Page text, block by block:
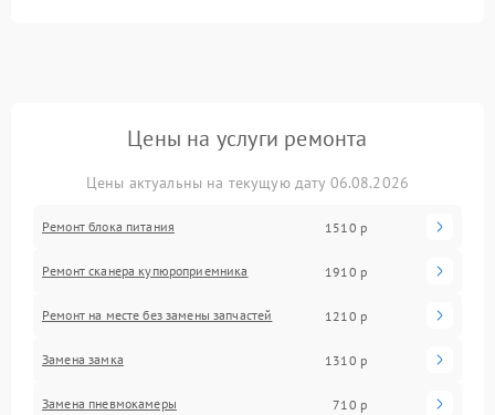
Цены на услуги ремонта
Цены актуальны на текущую дату 06.08.2026
Ремонт блока питания 1510 р
Ремонт сканера купюроприемника 1910 р
Ремонт на месте без замены запчастей 1210 р
Замена замка 1310 р
Замена пневмокамеры 710 р